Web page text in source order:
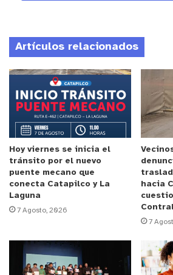
Ante esto, el sujeto fue
de drogas y puesto a
Público.
Reproductor
Video
Reproductor
Artículos relacionados
Hoy viernes se inicia el
tránsito por el nuevo
puente mecano que
conecta Catapilco y La
Laguna
7 Agosto, 2026
hacia
7